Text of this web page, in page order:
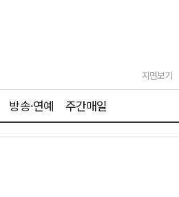
지면보기
방송·연예 주간매일